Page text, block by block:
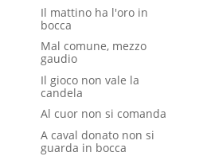
Il mattino ha l'oro in
bocca
Mal comune, mezzo
gaudio
Il gioco non vale la
candela
Al cuor non si comanda
A caval donato non si
guarda in bocca